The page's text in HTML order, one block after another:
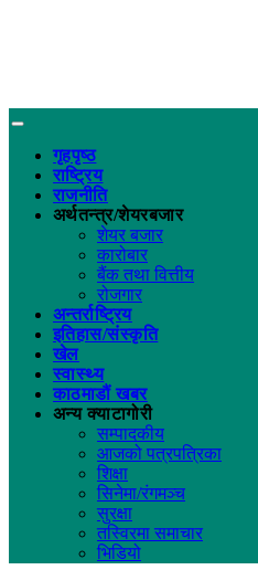
गृहपृष्ठ
राष्ट्रिय
राजनीति
अर्थतन्त्र/शेयरबजार
शेयर बजार
कारोबार
बैंक तथा वित्तीय
रोजगार
अन्तर्राष्ट्रिय
इतिहास/संस्कृति
खेल
स्वास्थ्य
काठमाडौं खबर
अन्य क्याटागोरी
सम्पादकीय
आजको पत्रपत्रिका
शिक्षा
सिनेमा/रंगमञ्च
सुरक्षा
तस्विरमा समाचार
भिडियो